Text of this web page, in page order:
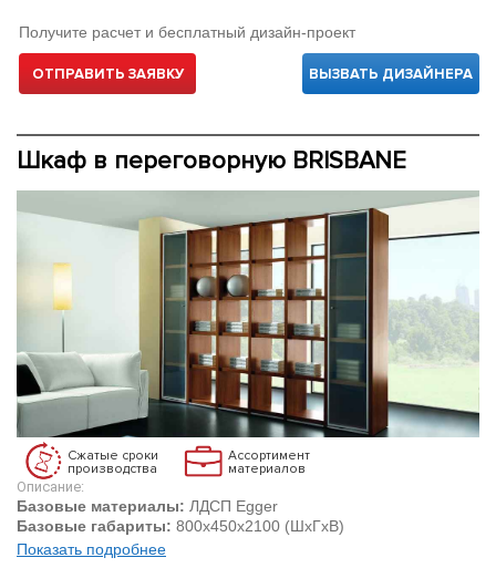
Получите расчет и бесплатный дизайн-проект
ОТПРАВИТЬ ЗАЯВКУ ВЫЗВАТЬ ДИЗАЙНЕРА
Шкаф в переговорную BRISBANE
Сжатые сроки
производства
Ассортимент
материалов
Описание:
Базовые материалы: ЛДСП Egger
Базовые габариты: 800х450х2100 (ШхГхВ)
Показать подробнее